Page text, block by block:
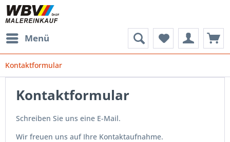
Menü
Kontaktformular
Kontaktformular
Schreiben Sie uns eine E-Mail.
Wir freuen uns auf Ihre Kontaktaufnahme.